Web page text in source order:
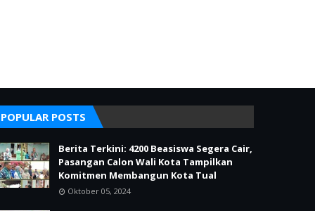
POPULAR POSTS
Berita Terkini: 4200 Beasiswa Segera Cair,
Pasangan Calon Wali Kota Tampilkan
Komitmen Membangun Kota Tual
Oktober 05, 2024